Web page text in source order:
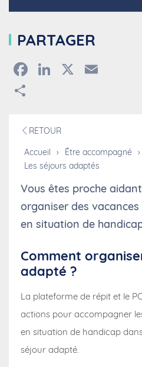
PARTAGER
Facebook
LinkedIn
X
RETOUR
Accueil
› Être accompagné ›
Les séjours adaptés
Vous êtes proche
organiser des
en situation de
Comment
adapté ?
La plateforme de répit et le
actions pour accompagner
en situation de handicap
séjour adapté.